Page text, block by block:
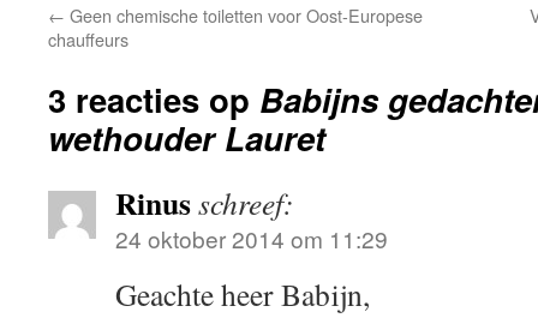
← Geen chemische toiletten voor Oost-Europese
chauffeurs
3 reacties op Babijns
wethouder Lauret
Rinusschreef:
24 oktober 2014 om 11:29
Geachte heer Babijn,